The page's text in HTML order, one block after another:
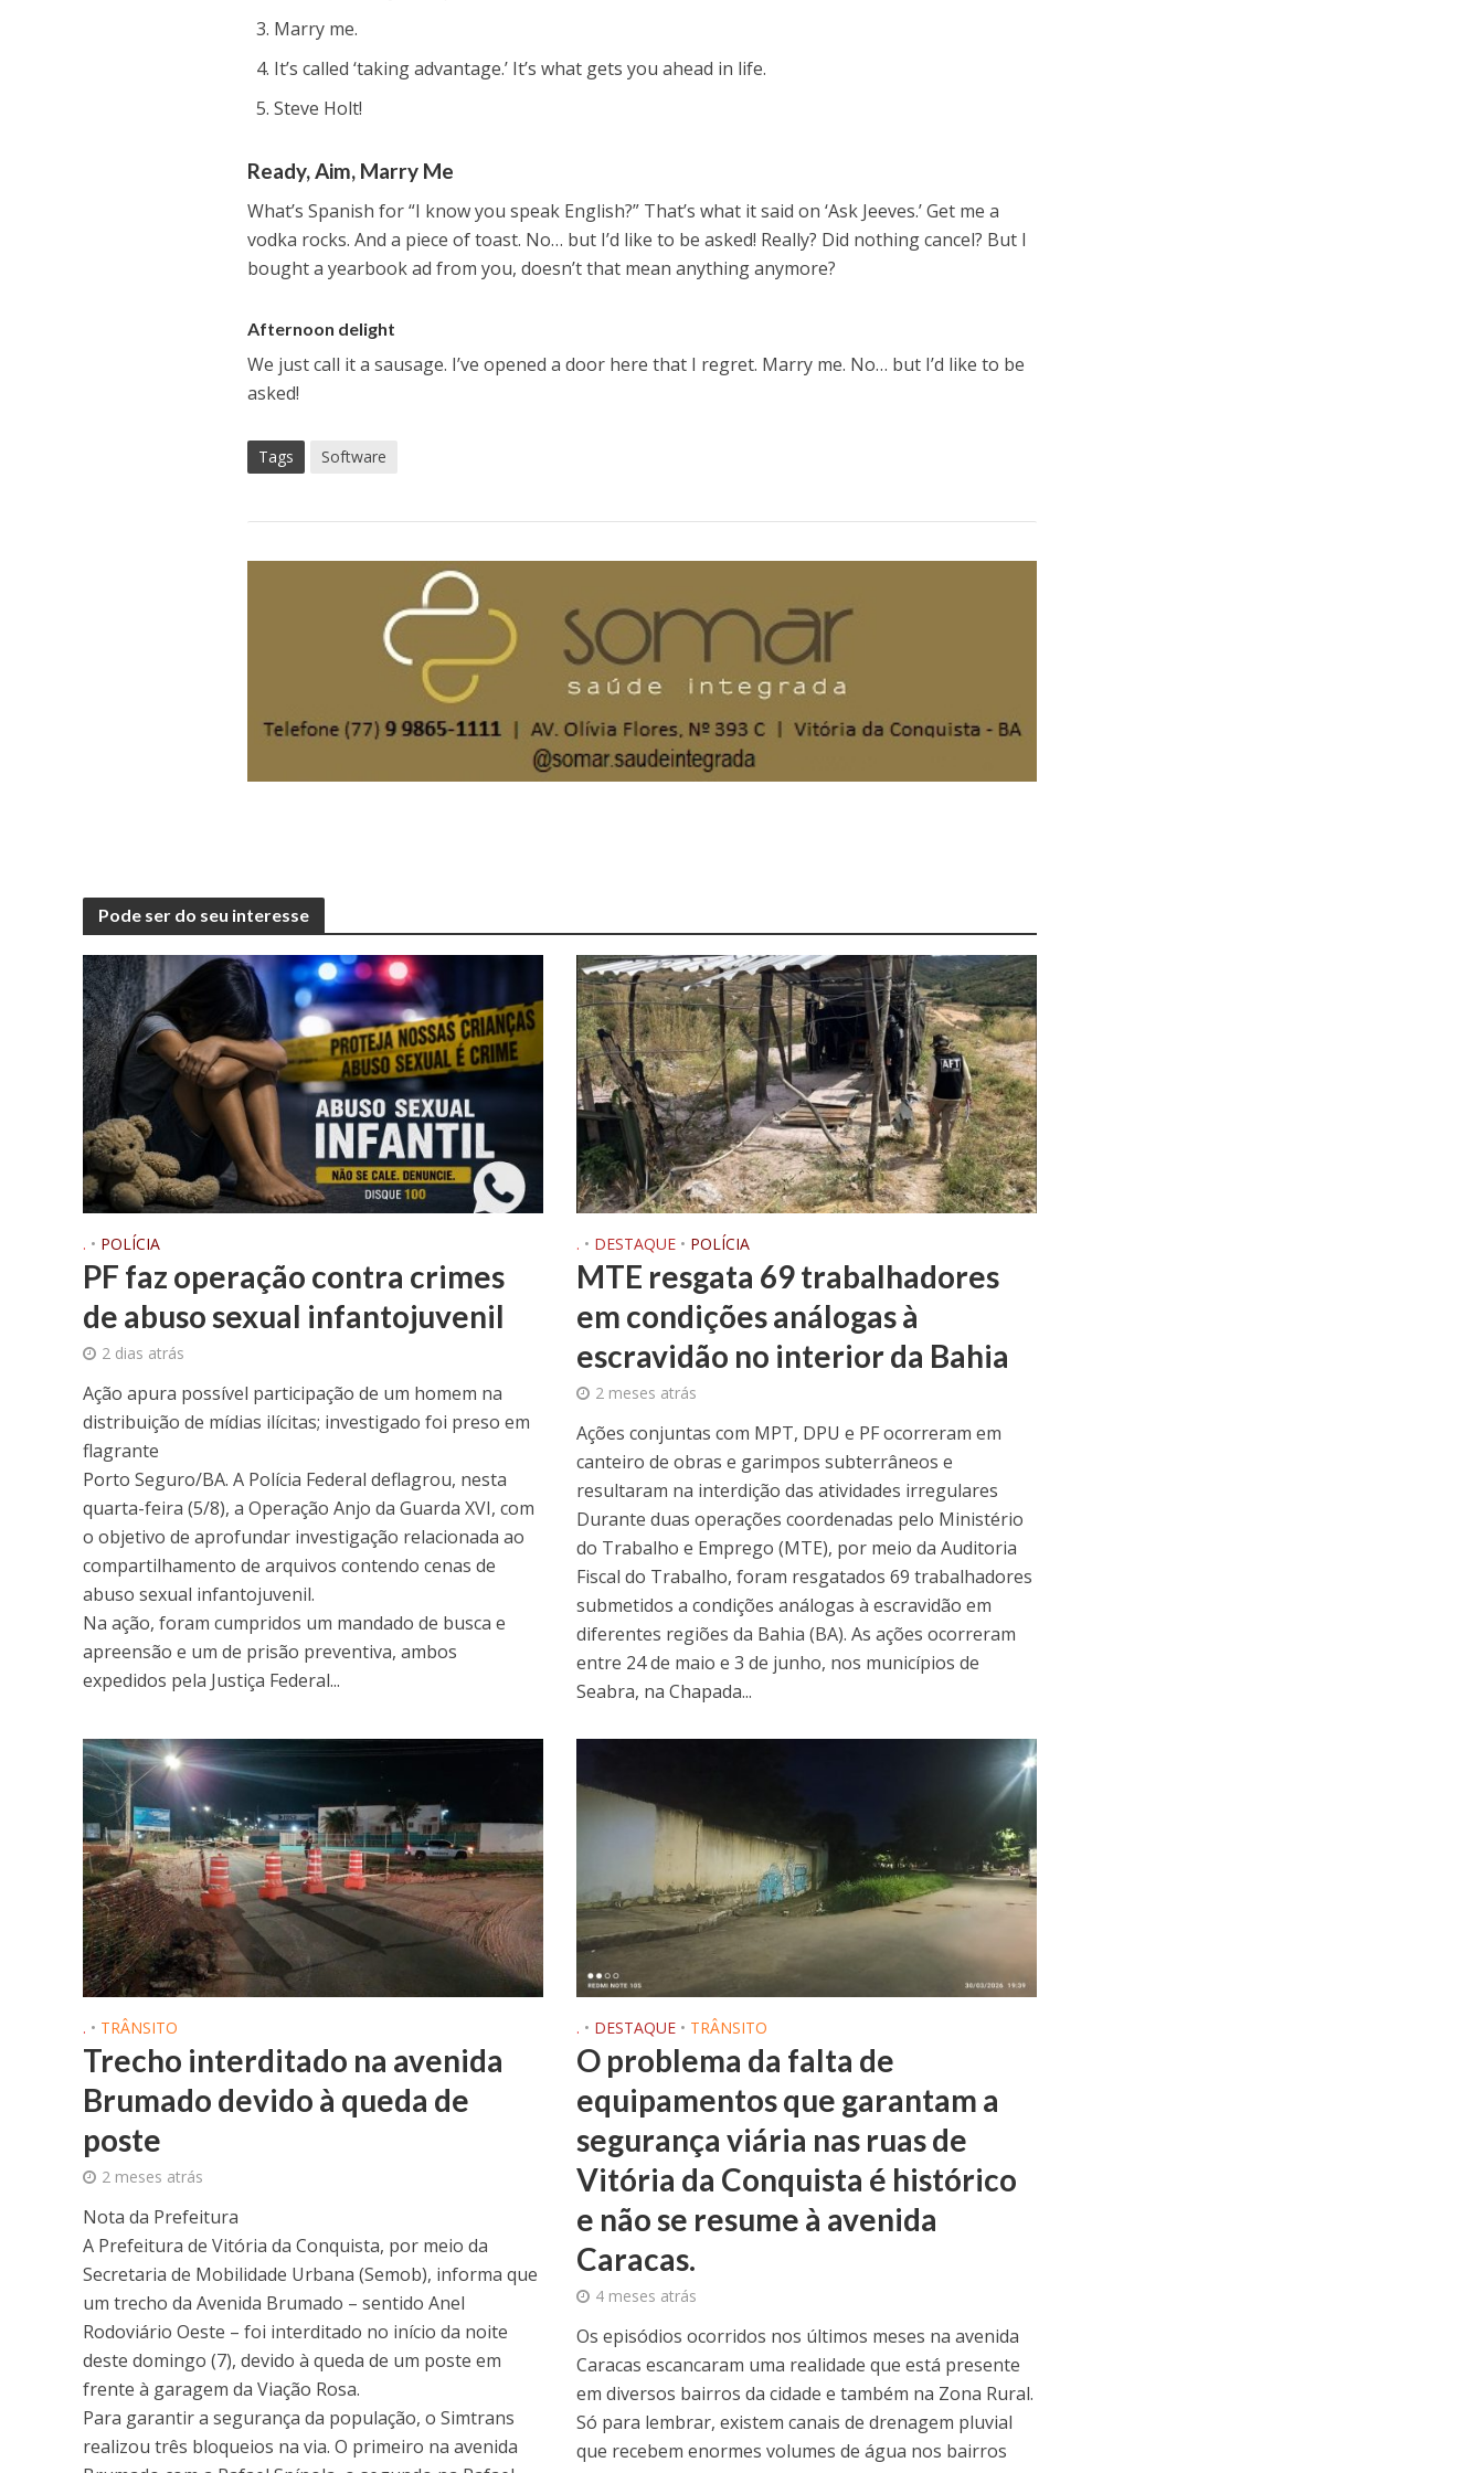
Marry me.
It’s called ‘taking advantage.’ It’s what gets you ahead in life.
Steve Holt!
Ready, Aim, Marry Me
What’s Spanish for “I know you speak English?” That’s what it said on ‘Ask Jeeves.’ Get me a
vodka rocks. And a piece of toast. No… but I’d like to be asked! Really? Did nothing cancel? But I
bought a yearbook ad from you, doesn’t that mean anything anymore?
Afternoon delight
We just call it a sausage. I’ve opened a door here that I regret. Marry me. No… but I’d like to be
asked!
Tags Software
Pode ser do seu interesse
. • POLÍCIA
PF faz operação contra crimes
de abuso sexual infantojuvenil
2 dias atrás
Ação apura possível participação de um homem na
distribuição de mídias ilícitas; investigado foi preso em
flagrante
Porto Seguro/BA. A Polícia Federal deflagrou, nesta
quarta-feira (5/8), a Operação Anjo da Guarda XVI, com
o objetivo de aprofundar investigação relacionada ao
compartilhamento de arquivos contendo cenas de
abuso sexual infantojuvenil.
Na ação, foram cumpridos um mandado de busca e
apreensão e um de prisão preventiva, ambos
expedidos pela Justiça Federal...
. • DESTAQUE • POLÍCIA
MTE resgata 69 trabalhadores
em condições análogas à
escravidão no interior da Bahia
2 meses atrás
Ações conjuntas com MPT, DPU e PF ocorreram em
canteiro de obras e garimpos subterrâneos e
resultaram na interdição das atividades irregulares
Durante duas operações coordenadas pelo Ministério
do Trabalho e Emprego (MTE), por meio da Auditoria
Fiscal do Trabalho, foram resgatados 69 trabalhadores
submetidos a condições análogas à escravidão em
diferentes regiões da Bahia (BA). As ações ocorreram
entre 24 de maio e 3 de junho, nos municípios de
Seabra, na Chapada...
. • TRÂNSITO
Trecho interditado na avenida
Brumado devido à queda de
poste
2 meses atrás
Nota da Prefeitura
A Prefeitura de Vitória da Conquista, por meio da
Secretaria de Mobilidade Urbana (Semob), informa que
um trecho da Avenida Brumado – sentido Anel
Rodoviário Oeste – foi interditado no início da noite
deste domingo (7), devido à queda de um poste em
frente à garagem da Viação Rosa.
Para garantir a segurança da população, o Simtrans
realizou três bloqueios na via. O primeiro na avenida
. • DESTAQUE • TRÂNSITO
O problema da falta de
equipamentos que garantam a
segurança viária nas ruas de
Vitória da Conquista é histórico
e não se resume à avenida
Caracas.
4 meses atrás
Os episódios ocorridos nos últimos meses na avenida
Caracas escancaram uma realidade que está presente
em diversos bairros da cidade e também na Zona Rural.
Só para lembrar, existem canais de drenagem pluvial
que recebem enormes volumes de água nos bairros